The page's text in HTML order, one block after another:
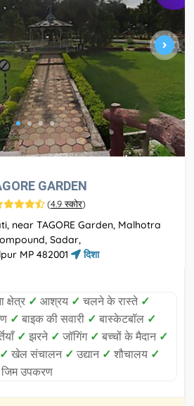
GARDEN
(4.9 स्कोर)
near TAGORE Garden, Malhotra
Sadar,
MP 482001
दिशा
क्षेत्र ✓ आश्रय ✓ चलने के रास्ते ✓
✓ बाइक की सवारी ✓ बास्केटबॉल ✓
✓ झरने ✓ जॉगिंग ✓ बच्चों के मैदान ✓
✓ खेल संचालन ✓ उद्यान ✓ शौचालय ✓
जिम उपकरण